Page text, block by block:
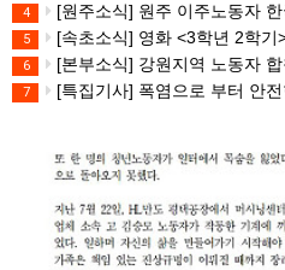
4 [원주소식] 원주 이주노동자
5 [속초소식] 영화 <3학년 2학기
6 [본부소식] 강원지역 노동자
7 [특집기사] 폭염으로 부터 안